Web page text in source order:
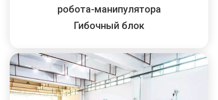
робота-манипулятора
Гибочный блок